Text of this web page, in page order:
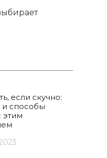
если скучно:
способы
этим